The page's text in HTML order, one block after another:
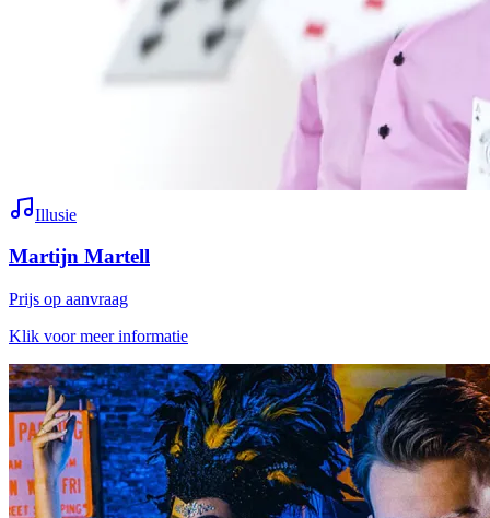
Illusie
Martijn Martell
Prijs op aanvraag
Klik voor meer informatie